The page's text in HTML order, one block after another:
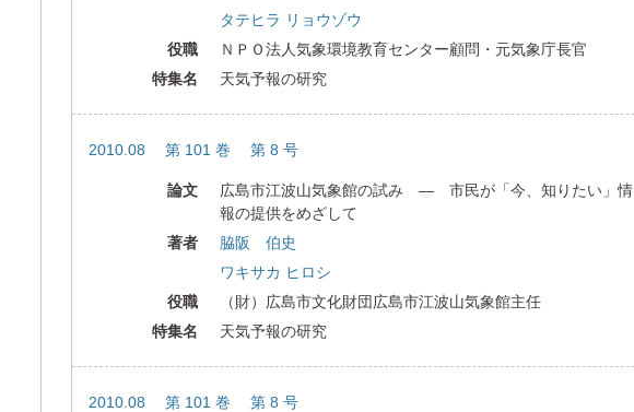
タテヒラ リョウゾウ
役職
ＮＰＯ法人気象環境教育センター顧問・元気象庁長官
特集名
天気予報の研究
2010.08 第 101 巻 第 8 号
論文
広島市江波山気象館の試み ― 市民が「今、知りたい」情
報の提供をめざして
著者
脇阪 伯史
ワキサカ ヒロシ
役職
（財）広島市文化財団広島市江波山気象館主任
特集名
天気予報の研究
2010.08 第 101 巻 第 8 号